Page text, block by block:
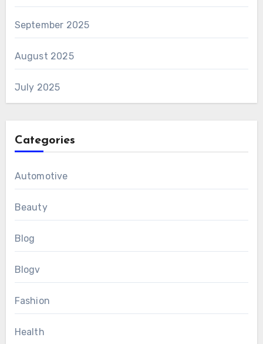
September 2025
August 2025
July 2025
Categories
Automotive
Beauty
Blog
Blogv
Fashion
Health